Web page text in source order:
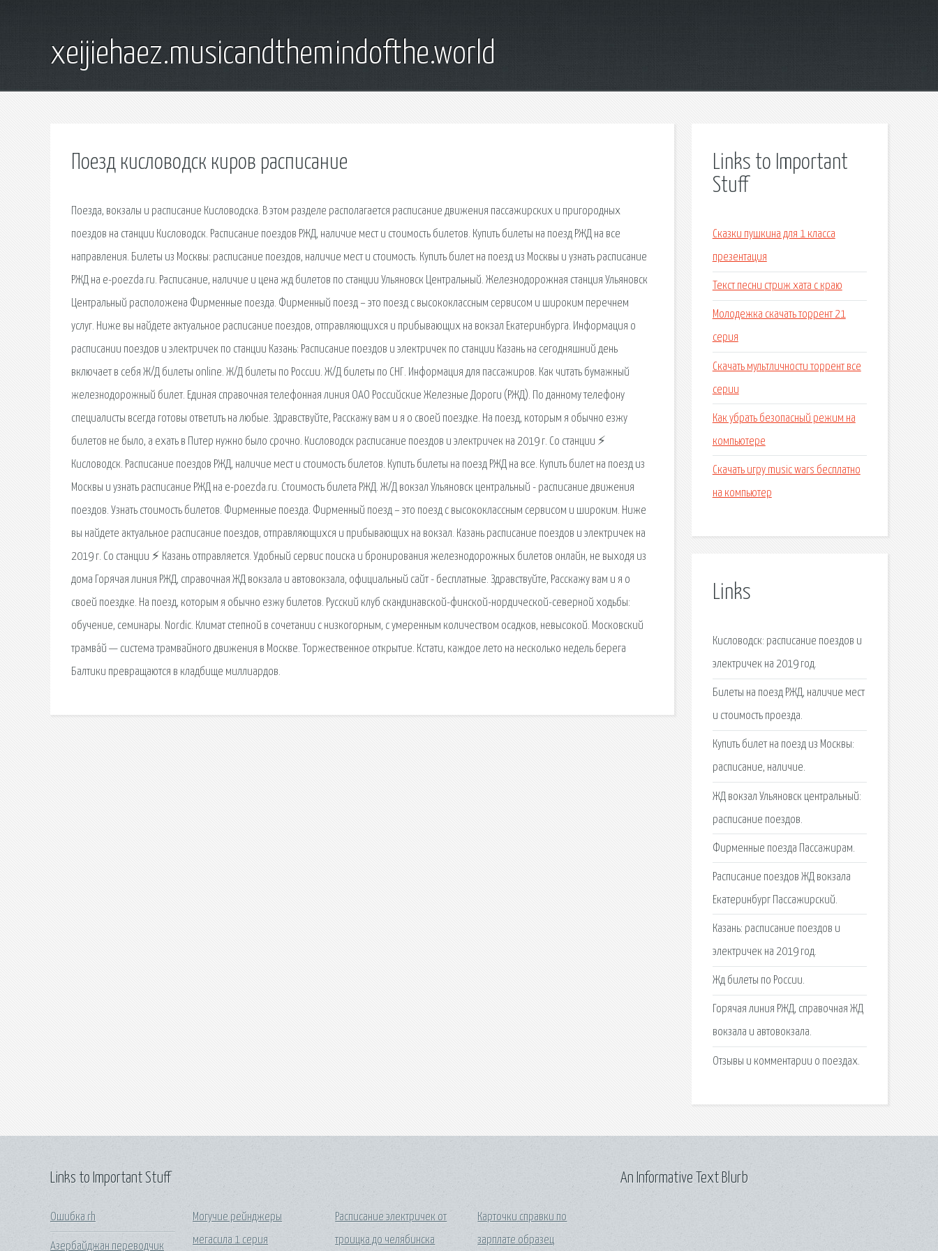
xeijiehaez.musicandthemindofthe.world
Поезд кисловодск киров расписание
Поезда, вокзалы и расписание Кисловодска. В этом разделе располагается расписание движения пассажирских и пригородных
поездов на станции Кисловодск. Расписание поездов РЖД, наличие мест и стоимость билетов. Купить билеты на поезд РЖД на все
направления. Билеты из Москвы: расписание поездов, наличие мест и стоимость. Купить билет на поезд из Москвы и узнать расписание
РЖД на e-poezda.ru. Расписание, наличие и цена жд билетов по станции Ульяновск Центральный. Железнодорожная станция Ульяновск
Центральный расположена Фирменные поезда. Фирменный поезд – это поезд с высококлассным сервисом и широким перечнем
услуг. Ниже вы найдете актуальное расписание поездов, отправляющихся и прибывающих на вокзал Екатеринбурга. Информация о
расписании поездов и электричек по станции Казань: Расписание поездов и электричек по станции Казань на сегодняшний день
включает в себя Ж/Д билеты online. Ж/Д билеты по России. Ж/Д билеты по СНГ. Информация для пассажиров. Как читать бумажный
железнодорожный билет. Единая справочная телефонная линия ОАО Российские Железные Дороги (РЖД). По данному телефону
специалисты всегда готовы ответить на любые. Здравствуйте, Расскажу вам и я о своей поездке. На поезд, которым я обычно езжу
билетов не было, а ехать в Питер нужно было срочно. Кисловодск расписание поездов и электричек на 2019 г. Со станции ⚡
Кисловодск. Расписание поездов РЖД, наличие мест и стоимость билетов. Купить билеты на поезд РЖД на все. Купить билет на поезд из
Москвы и узнать расписание РЖД на e-poezda.ru. Стоимость билета РЖД. Ж/Д вокзал Ульяновск центральный - расписание движения
поездов. Узнать стоимость билетов. Фирменные поезда. Фирменный поезд – это поезд с высококлассным сервисом и широким. Ниже
вы найдете актуальное расписание поездов, отправляющихся и прибывающих на вокзал. Казань расписание поездов и электричек на
2019 г. Со станции ⚡ Казань отправляется. Удобный сервис поиска и бронирования железнодорожных билетов онлайн, не выходя из
дома Горячая линия РЖД, справочная ЖД вокзала и автовокзала, официальный сайт - бесплатные. Здравствуйте, Расскажу вам и я о
своей поездке. На поезд, которым я обычно езжу билетов. Русский клуб скандинавской-финской-нордической-северной ходьбы:
обучение, семинары. Nordic. Климат степной в сочетании с низкогорным, с умеренным количеством осадков, невысокой. Московский
трамва́й — система трамвайного движения в Москве. Торжественное открытие. Кстати, каждое лето на несколько недель берега
Балтики превращаются в кладбище миллиардов.
Links to Important
Stuff
Сказки пушкина для 1 класса
презентация
Текст песни стриж хата с краю
Молодежка скачать торрент 21
серия
Скачать мультличности торрент все
серии
Как убрать безопасный режим на
компьютере
Скачать игру music wars бесплатно
на компьютер
Links
Кисловодск: расписание поездов и
электричек на 2019 год.
Билеты на поезд РЖД, наличие мест
и стоимость проезда.
Купить билет на поезд из Москвы:
расписание, наличие.
ЖД вокзал Ульяновск центральный:
расписание поездов.
Фирменные поезда Пассажирам.
Расписание поездов ЖД вокзала
Екатеринбург Пассажирский.
Казань: расписание поездов и
электричек на 2019 год.
Жд билеты по России.
Горячая линия РЖД, справочная ЖД
вокзала и автовокзала.
Отзывы и комментарии о поездах.
Links to Important Stuff
Ошибка rh
Азербайджан переводчик
Могучие рейнджеры
мегасила 1 серия
Расписание электричек от
троицка до челябинска
Карточки справки по
зарплате образец
An Informative Text Blurb